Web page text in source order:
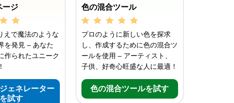
ージ
えで魔法のような
を発見 – あなた
作られたユニーク
ェネレーター
を試す
色の混合ツール
プロのように新しい色を探求
し、作成するために色の混合ツ
ールを使用 – アーティスト、
子供、好奇心旺盛な人に最適！
色の混合ツールを試す